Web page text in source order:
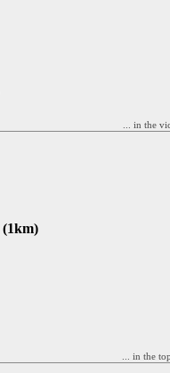
... in the
(1km)
... in the